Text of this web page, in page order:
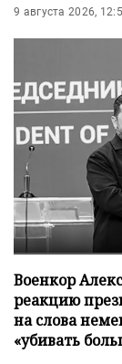
9 августа 2026,
Военкор
реакцию
на слова
«убивать